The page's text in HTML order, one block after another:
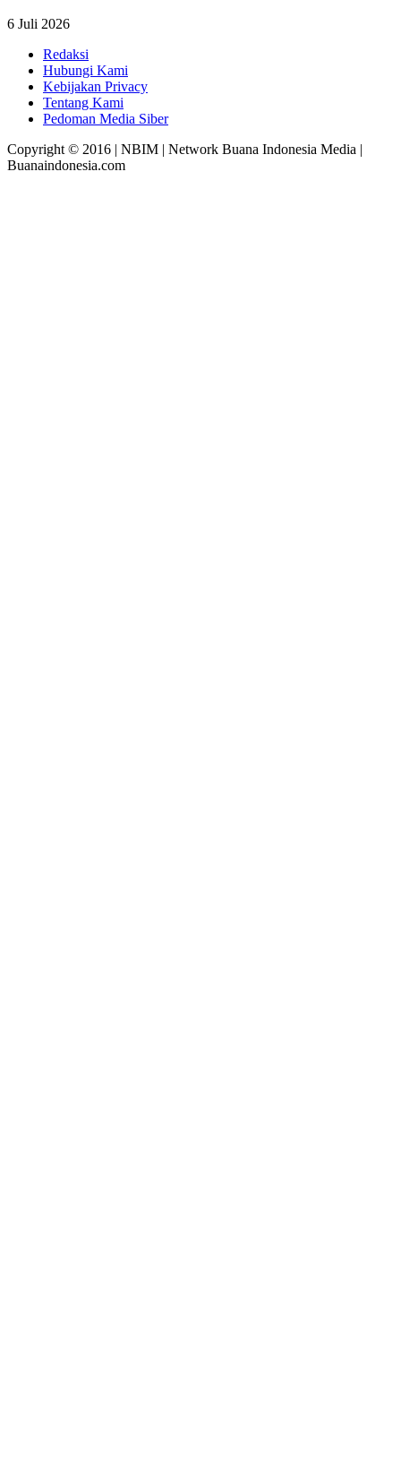
6 Juli 2026
Redaksi
Hubungi Kami
Kebijakan Privacy
Tentang Kami
Pedoman Media Siber
Copyright © 2016 | NBIM | Network Buana Indonesia Media |
Buanaindonesia.com